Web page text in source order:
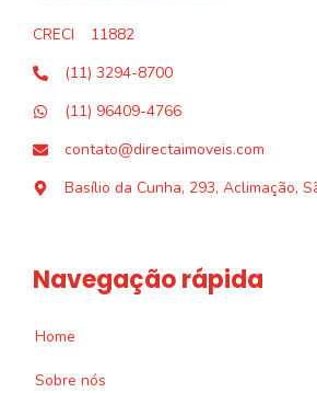
CRECI
11882
(11) 3294-8700
(11) 96409-4766
contato@directaimoveis.com
Basílio da Cunha, 293, Aclimação,
Navegação rápida
Home
Sobre nós